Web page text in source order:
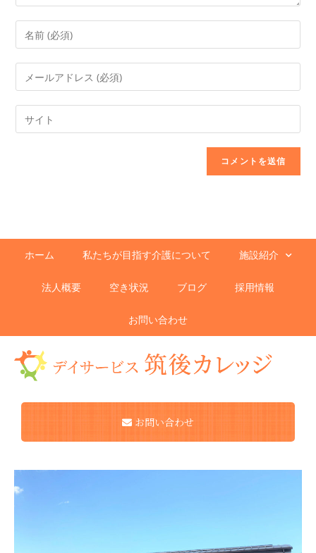
ホーム 私たちが目指す介護について 施設紹介
法人概要 空き状況 ブログ 採用情報
お問い合わせ
お問い合わせ